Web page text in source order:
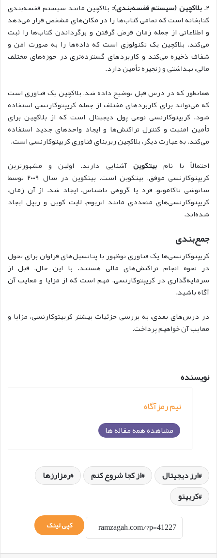
۲. بلاکچین (سیستم قفسه‌بندی): بلاکچین مانند سیستم قفسه‌بندی
کتابخانه است که تمامی کتاب‌ها را در مکان‌های مشخص قرار می‌دهد
و اطلاعاتی از جمله زمان قرض گرفتن و برگرداندن کتاب‌ها را ثبت
می‌کند. بلاکچین یک تکنولوژی است که داده‌ها را به صورت امن و
شفاف ذخیره می‌کند و کاربردهای گسترده‌تری در حوزه‌های مختلف
مالی، بهداشتی و زنجیره تأمین دارد.
همانطور که در درس قبل توضیح داده شد، بلاکچین یک فناوری است
که می‌تواند برای کاربردهای مختلف از جمله کریپتوکارنسی استفاده
شود. کریپتوکارنسی نوعی پول دیجیتال است که از بلاکچین برای
تأمین امنیت و کنترل تراکنش‌ها و ایجاد واحدهای جدید استفاده
می‌کند. به عبارت دیگر، بلاکچین زیربنای فناوری کریپتوکارنسی است.
احتمالاً با نامبیتکوین آشنایی دارید. اولین و مشهورترین
کریپتوکارنسی موفق، بیتکوین است. بیتکوین در سال ۲۰۰۹ توسط
ساتوشی ناکاموتو، فرد یا گروهی ناشناس، ایجاد شد. از آن زمان،
کریپتوکارنسی‌های متعددی مانند اتریوم، لایت کوین و ریپل ایجاد
شده‌اند.
جمع‌بندی
کریپتوکارنسی‌ها یک فناوری نوظهور با پتانسیل‌های فراوان برای تحول
در نحوه انجام تراکنش‌های مالی هستند. با این حال، قبل از
سرمایه‌گذاری در کریپتوکارنسی، مهم است که از مزایا و معایب آن
آگاه باشید.
در درس‌های بعدی، به بررسی جزئیات بیشتر کریپتوکارنسی، مزایا و
معایب آن خواهیم پرداخت.
نویسنده
تیم رمزآگاه
مشاهده همه مقاله ها
ارز دیجیتال از کجا شروع کنم
رمزارزها
کریپتو
کپی لینک